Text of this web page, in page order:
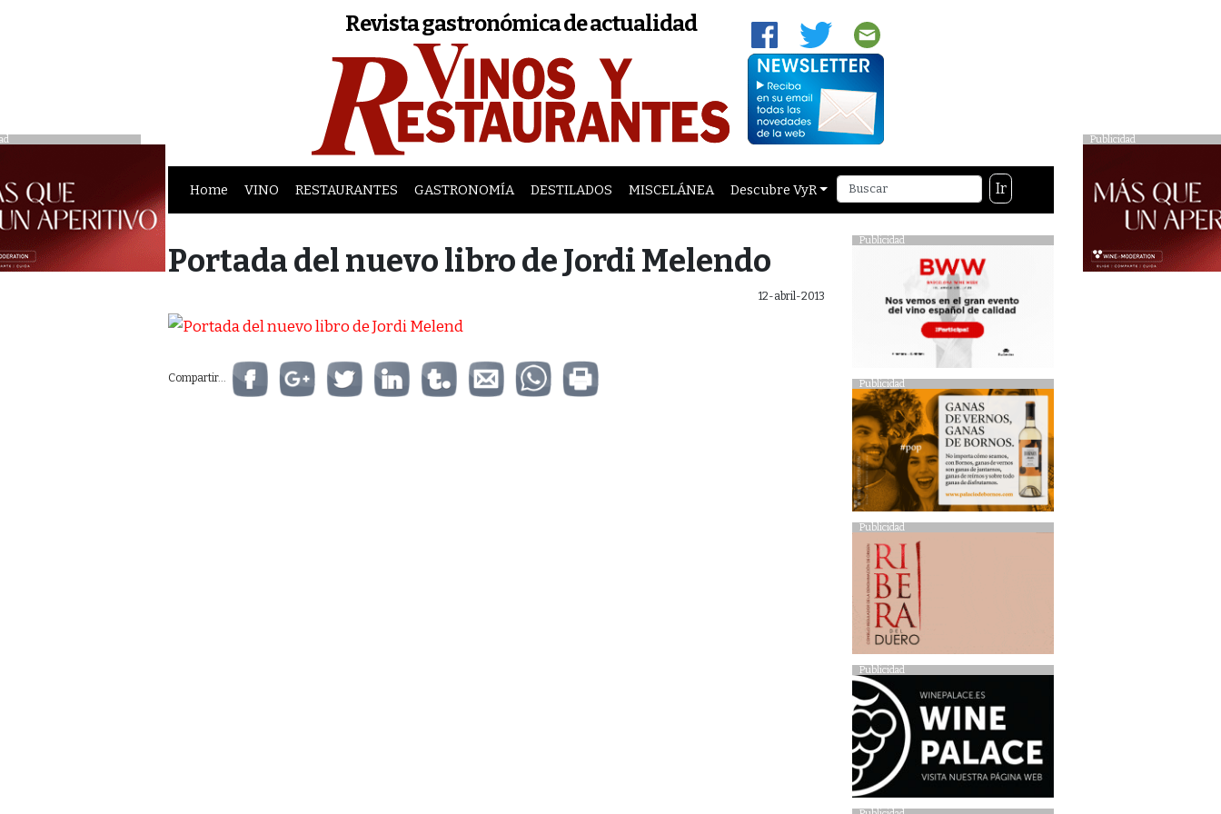
Publicidad
Revista gastronómica de actualidad
Home VINO RESTAURANTES GASTRONOMÍA DESTILADOS MISCELÁNEA Descubre VyR Ir
Portada del nuevo libro de Jordi Melendo
12-abril-2013
Compartir...
Publicidad
Publicidad
Publicidad
Publicidad